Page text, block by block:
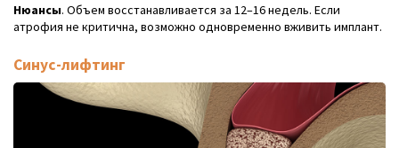
Нюансы. Объем восстанавливается за 12–16 недель. Если
атрофия не критична, возможно одновременно вживить имплант.
Синус-лифтинг